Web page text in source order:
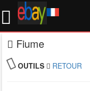
Fiume
OUTILS RETOUR